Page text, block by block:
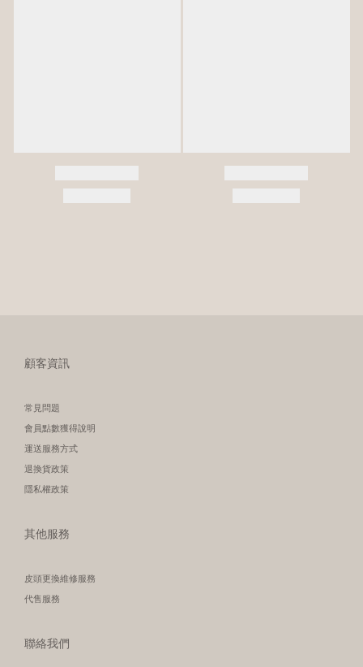
顧客資訊
常見問題
會員點數獲得說明
運送服務方式
退換貨政策
隱私權政策
其他服務
皮頭更換維修服務
代售服務
聯絡我們